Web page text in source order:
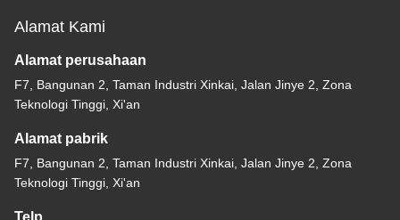
Alamat Kami
Alamat perusahaan
F7, Bangunan 2, Taman Industri Xinkai, Jalan Jinye 2, Zona
Teknologi Tinggi, Xi'an
Alamat pabrik
F7, Bangunan 2, Taman Industri Xinkai, Jalan Jinye 2, Zona
Teknologi Tinggi, Xi'an
Telp